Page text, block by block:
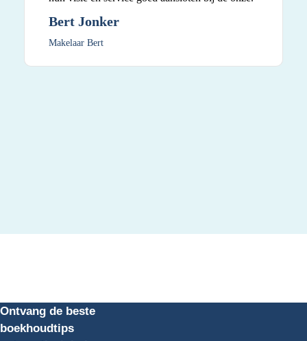
Bert Jonker
Makelaar Bert
Ontvang de beste
boekhoudtips